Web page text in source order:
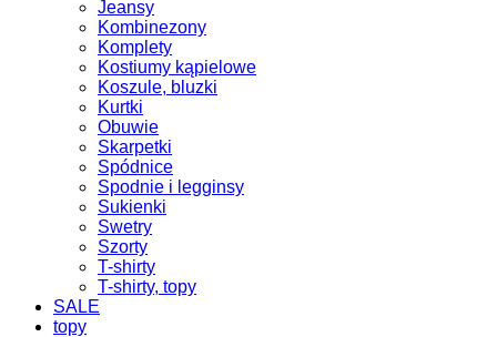
Jeansy
Kombinezony
Komplety
Kostiumy kąpielowe
Koszule, bluzki
Kurtki
Obuwie
Skarpetki
Spódnice
Spodnie i legginsy
Sukienki
Swetry
Szorty
T-shirty
T-shirty, topy
SALE
topy